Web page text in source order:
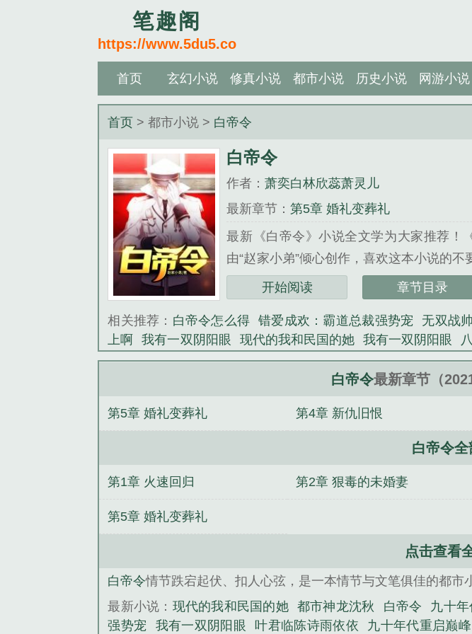
笔趣阁
https://www.5du5.co
首页 玄幻小说 修真小说 都市小说 历史小说 网游小说
首页 > 都市小说 > 白帝令
白帝令
作者：萧奕白林欣蕊萧灵儿
最新章节：第5章 婚礼变葬礼
最新《白帝令》小说全文学为大家推荐！
由“赵家小弟”倾心创作，喜欢这本小说的
婚妻.........
《白帝令》是萧奕白林欣蕊萧灵儿精心创作
开始阅读 章节目录
相关推荐： 白帝令怎么得 错爱成欢：霸道总裁强势宠 无双战帅
上啊
我有一双阴阳眼 现代的我和民国的她 我有一双阴阳眼
表 九十年代重启巅峰 叶君临陈诗雨依依 天君殿 白帝令 叶君
白帝令最新章节（
第5章 婚礼变葬礼 第4章 新仇旧恨
白帝令
第1章 火速回归 第2章 狠毒的未婚妻
第5章 婚礼变葬礼
点击查看
白帝令情节跌宕起伏、扣人心弦，是一本情节与文笔俱佳的都市
最新小说： 现代的我和民国的她 都市神龙沈秋 白帝令 九十
强势宠
我有一双阴阳眼 叶君临陈诗雨依依 九十年代重启巅峰